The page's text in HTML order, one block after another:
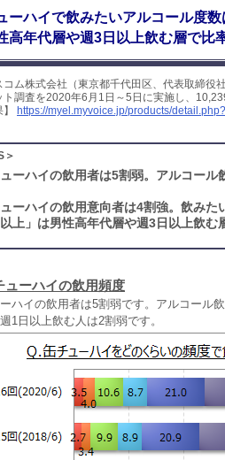
ーハイで飲みたいアルコール度
高年代層や週3日以上飲む層で比
コム株式会社（東京都千代田区、代表取締
ト調査を2020年6月1日～5日に実施し、
https://myel.myvoice.jp/products/
＞
ーハイの飲用者は5割弱。アルコー
ーハイの飲用意向者は4割強。飲み
以上」は男性高年代層や週3日以上飲む
ューハイの飲用頻度
ハイの飲用者は5割弱です。アルコール
1日以上飲む人は2割弱です。